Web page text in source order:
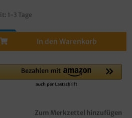
1-3 Tage
In den Warenkorb
Zum Merkzettel hinzufügen